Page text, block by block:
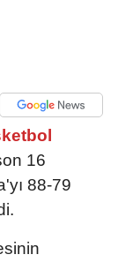
16
88-79